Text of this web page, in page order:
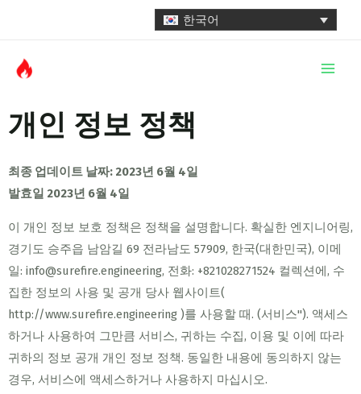
너
한국어
개인 정보 정책
최종 업데이트 날짜: 2023년 6월 4일
발효일 2023년 6월 4일
이 개인 정보 보호 정책은 정책을 설명합니다. 확실한 엔지니어링,
경기도 승주읍 남암길 69 전라남도 57909, 한국(대한민국), 이메
일: info@surefire.engineering, 전화: +821028271524 컬렉션에, 수
집한 정보의 사용 및 공개 당사 웹사이트(
http://www.surefire.engineering )를 사용할 때. (서비스"). 액세스
하거나 사용하여 그만큼 서비스, ​​귀하는 수집, 이용 및 이에 따라
귀하의 정보 공개 개인 정보 정책. 동일한 내용에 동의하지 않는
경우, 서비스에 액세스하거나 사용하지 마십시오.